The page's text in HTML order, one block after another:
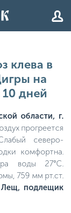
клева в
на
дней
области, г.
прогреется
северо-
комфортна.
воды 27°C.
759 мм рт.ст.
Лещ, подлещик